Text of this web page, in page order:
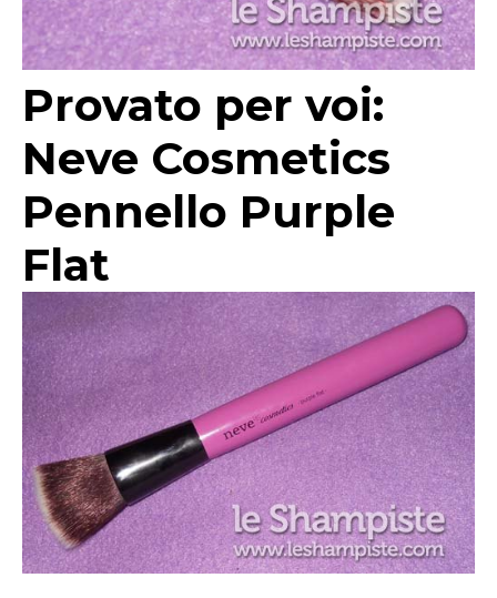
Provato per voi:
Neve Cosmetics
Pennello Purple
Flat